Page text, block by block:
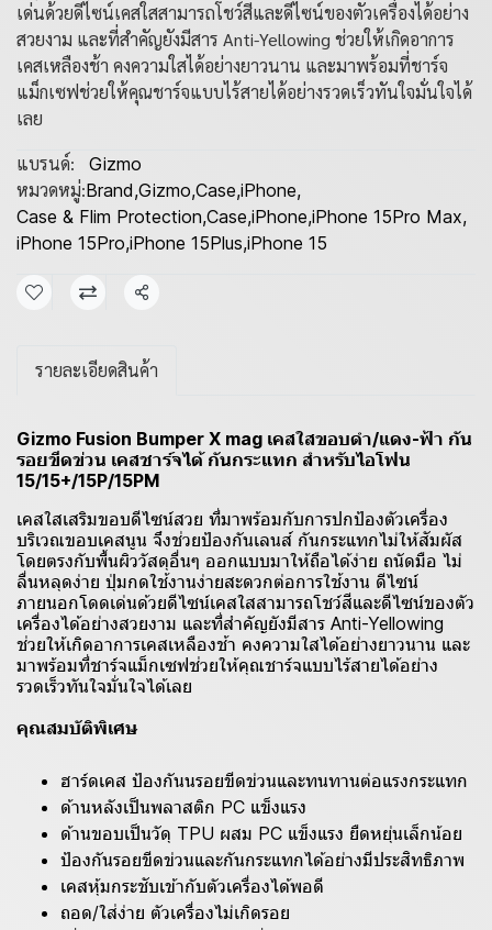
เด่นด้วยดีไซน์เคสใสสามารถโชว์สีและดีไซน์ของตัวเครื่องได้อย่าง
สวยงาม และที่สำคัญยังมีสาร Anti-Yellowing ช่วยให้เกิดอาการ
เคสเหลืองช้า คงความใสได้อย่างยาวนาน และมาพร้อมที่ชาร์จ
แม็กเซฟช่วยให้คุณชาร์จแบบไร้สายได้อย่างรวดเร็วทันใจมั่นใจได้
เลย
แบรนด์:
Gizmo
หมวดหมู่:Brand,Gizmo,Case,iPhone,
Case & Flim Protection,Case,iPhone,iPhone 15Pro Max,
iPhone 15Pro,iPhone 15Plus,iPhone 15
แชร์
รายละเอียดสินค้า
Gizmo Fusion Bumper X mag เคสใสขอบดำ/แดง-ฟ้า กัน
รอยขีดข่วน เคสชาร์จได้ กันกระแทก สำหรับไอโฟน
15/15+/15P/15PM
เคสใสเสริมขอบดีไซน์สวย ที่มาพร้อมกับการปกป้องตัวเครื่อง
บริเวณขอบเคสนูน จึงช่วยป้องกันเลนส์ กันกระแทกไม่ให้สัมผัส
โดยตรงกับพื้นผิววัสดุอื่นๆ ออกแบบมาให้ถือได้ง่าย ถนัดมือ ไม่
ลื่นหลุดง่าย ปุ่มกดใช้งานง่ายสะดวกต่อการใช้งาน ดีไซน์
ภายนอกโดดเด่นด้วยดีไซน์เคสใสสามารถโชว์สีและดีไซน์ของตัว
เครื่องได้อย่างสวยงาม และที่สำคัญยังมีสาร Anti-Yellowing
ช่วยให้เกิดอาการเคสเหลืองช้า คงความใสได้อย่างยาวนาน และ
มาพร้อมที่ชาร์จแม็กเซฟช่วยให้คุณชาร์จแบบไร้สายได้อย่าง
รวดเร็วทันใจมั่นใจได้เลย
คุณสมบัติพิเศษ
ฮาร์ดเคส ป้องกันนรอยขีดข่วนและทนทานต่อแรงกระแทก
ด้านหลังเป็นพลาสติก PC แข็งแรง
ด้านขอบเป็นวัดุ TPU ผสม PC แข็งแรง ยืดหยุ่นเล็กน้อย
ป้องกันรอยขีดข่วนและกันกระแทกได้อย่างมีประสิทธิภาพ
เคสหุ้มกระชับเข้ากับตัวเครื่องได้พอดี
ถอด/ใส่ง่าย ตัวเครื่องไม่เกิดรอย